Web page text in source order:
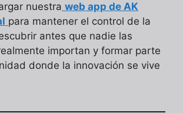
nuestra web app de AK
para mantener el control de la
antes que nadie las
importan y formar parte
donde la innovación se vive